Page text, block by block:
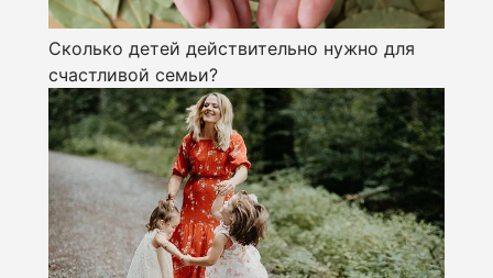
Сколько детей действительно нужно для
счастливой семьи?